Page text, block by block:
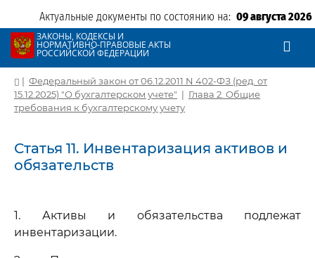
Актуальные документы по состоянию на: 09 августа 2026
ЗАКОНЫ, КОДЕКСЫ И
НОРМАТИВНО-ПРАВОВЫЕ АКТЫ
РОССИЙСКОЙ ФЕДЕРАЦИИ
| Федеральный закон от 06.12.2011 N 402-ФЗ (ред. от
15.12.2025) "О бухгалтерском учете" | Глава 2. Общие
требования к бухгалтерскому учету
Статья 11. Инвентаризация активов и
обязательств
1. Активы и обязательства подлежат
инвентаризации.